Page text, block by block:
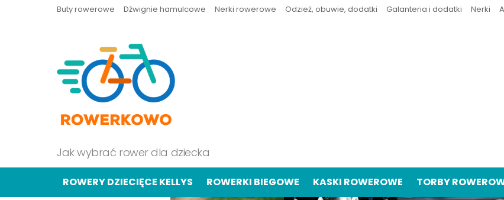
Buty rowerowe Dźwignie hamulcowe Nerki rowerowe Odzież, obuwie, dodatki Galanteria i dodatki Nerki
Jak wybrać rower dla dziecka
ROWERY DZIECIĘCE KELLYS ROWERKI BIEGOWE KASKI ROWEROWE TORBY